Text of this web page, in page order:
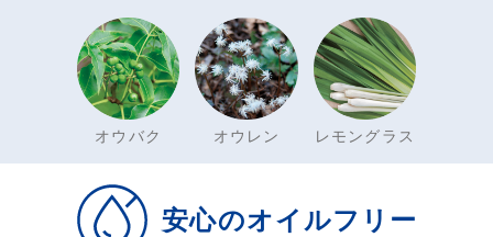
オウバク オウレン レモングラス
安心のオイルフリー